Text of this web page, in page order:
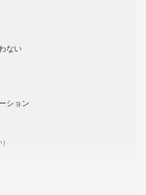
ない
ション